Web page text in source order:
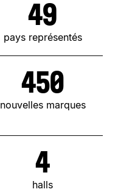
49
pays représentés
450
nouvelles marques
4
halls